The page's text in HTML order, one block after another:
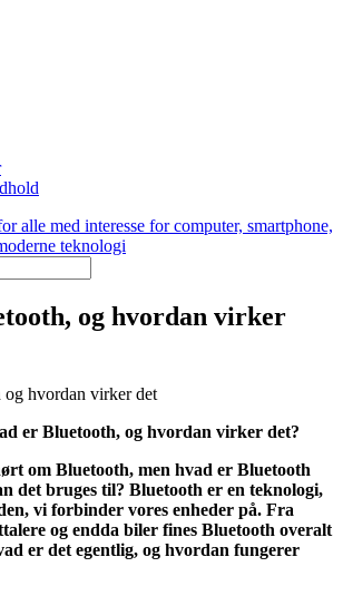
og hvordan virker
er Bluetooth, og hvordan virker det?
om Bluetooth, men hvad er Bluetooth
det bruges til? Bluetooth er en teknologi,
vi forbinder vores enheder på. Fra
og endda biler fines Bluetooth overalt
er det egentlig, og hvordan fungerer